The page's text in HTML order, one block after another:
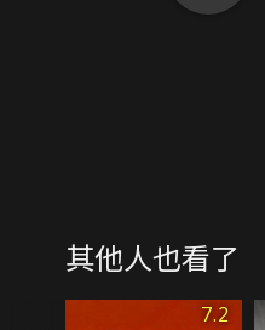
其他人也看了
7.2